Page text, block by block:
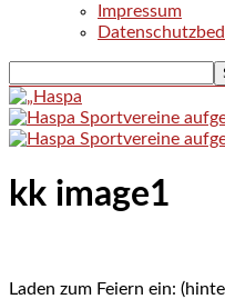
Impressum
kk image1
Laden zum Feiern ein: